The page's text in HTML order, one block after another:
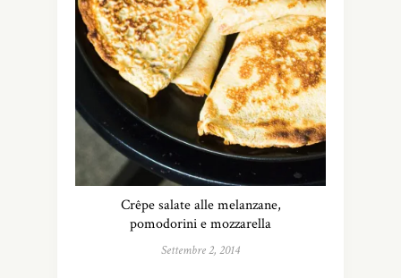
Crêpe salate alle melanzane,
pomodorini e mozzarella
Settembre 2, 2014